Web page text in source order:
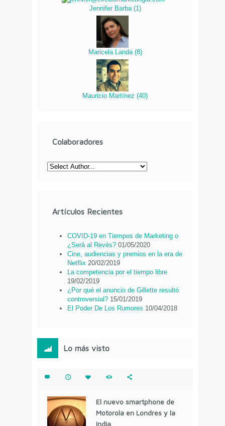
Jennifer Barba (1)
Maricela Landa (8)
Mauricio Martínez (40)
Colaboradores
Artículos Recientes
COVID-19 en Tiempos de Marketing o
¿Será al Revés? 01/05/2020
Cine, audiencias y premios en la era de
Netflix 20/02/2019
La competencia por el tiempo libre
19/02/2019
¿Por qué el anuncio de Gillette resultó
controversial? 15/01/2019
El Poder De Los Rumores 10/04/2018
Lo más visto
El nuevo smartphone de
Motorola en Londres y la
India